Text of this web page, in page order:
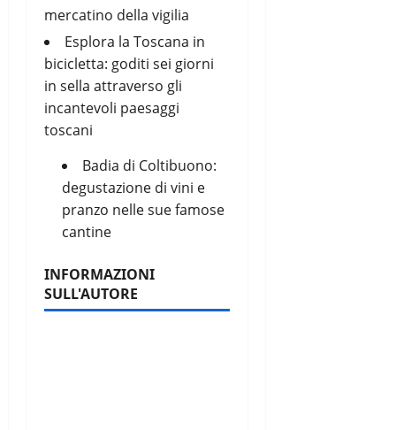
mercatino della vigilia
Esplora la Toscana in
bicicletta: goditi sei giorni
in sella attraverso gli
incantevoli paesaggi
toscani
Badia di Coltibuono:
degustazione di vini e
pranzo nelle sue famose
cantine
INFORMAZIONI
SULL'AUTORE